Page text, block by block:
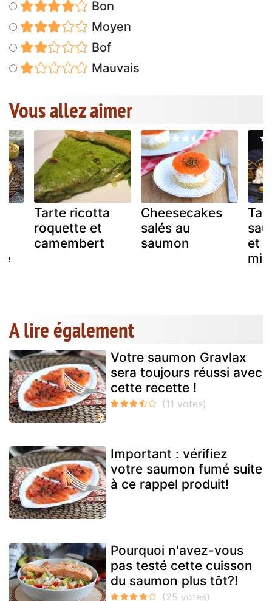
Bon
Moyen
Bof
Mauvais
Vous allez aimer
Tarte ricotta
roquette et
camembert
Cheesecakes
salés au
saumon
et
A lire également
Votre saumon Gravlax
sera toujours réussi avec
cette recette !
Important : vérifiez
votre saumon fumé suite
à ce rappel produit!
Pourquoi n'avez-vous
pas testé cette cuisson
du saumon plus tôt?!